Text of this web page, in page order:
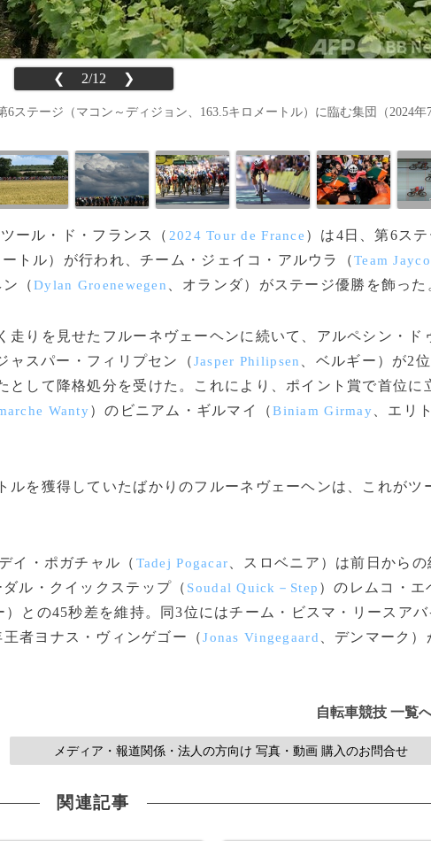
❮ 2/12 ❯
ステージ（マコン～ディジョン、163.5キロメートル）に臨む集団（2024年
ール・ド・フランス（ 2024 Tour de France ）は4日、第6ステ
トル）が行われ、チーム・ジェイコ・アルウラ（Team Jayco
ン（Dylan Groenewegen 、オランダ）がステージ優勝を飾った
りを見せたフルーネヴェーヘンに続いて、アルペシン・ド
ャスパー・フィリプセン（Jasper Philipsen
、ベルギー）が2
として降格処分を受けた。これにより、ポイント賞で首位に
Wanty）のビニアム・ギルマイ（Biniam Girmay 、エリ
を獲得していたばかりのフルーネヴェーヘンは、これがツ
イ・ポガチャル（ Tadej Pogacar
、スロベニア）は前日からの
ル・クイックステップ（ Soudal Quick－Step ）のレムコ・エ
）との45秒差を維持。同3位にはチーム・ビスマ・リースアバ
王者ヨナス・ヴィンゲゴー（Jonas Vingegaard
、デンマーク）
自転車競技 一覧
メディア・報道関係・法人の方向け 写真・動画 購入のお問合せ
関連記事